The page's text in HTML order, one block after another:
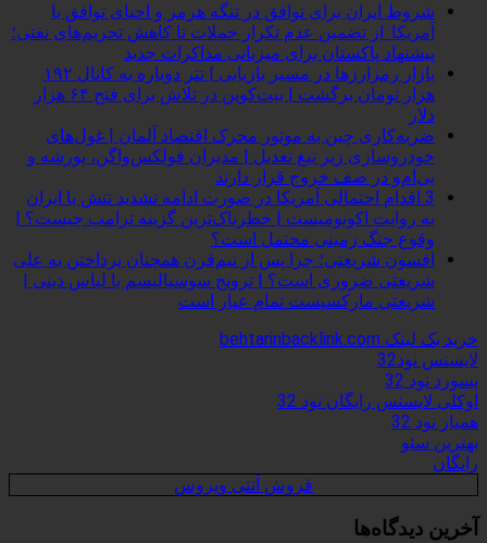
شروط ایران برای توافق در تنگه هرمز و احیای توافق با
آمریکا: از تضمین عدم تکرار حملات تا کاهش تحریم‌های نفتی؛
پیشنهاد پاکستان برای میزبانی مذاکرات جدید
بازار رمزارزها در مسیر بازیابی | تتر دوباره به کانال ۱۹۲
هزار تومان برگشت | بیت‌کوین در تلاش برای فتح ۶۴ هزار
دلار
ضربه‌کاری چین به موتور محرک اقتصاد آلمان | غول‌های
خودروسازی زیر تیغ تعدیل | مدیران فولکس‌واگن، پورشه و
بی‌ام‌و در صف خروج قرار دارند
3 اقدام احتمالی آمریکا در صورت ادامه تشدید تنش با ایران
به روایت اکونومیست | خطرناک‌ترین گزینه ترامپ چیست؟ |
وقوع جنگ زمینی محتمل است؟
افسون شریعتی؛ چرا پس از نیم‌قرن همچنان پرداختن به علی
شریعتی ضروری است؟ | ترویج سوسیالیسم با لباس دینی |
شریعتی مارکسیست تمام عیار است
خرید بک لینک behtarinbacklink.com
لایسنس نود32
پسورد نود 32
اوکلی لایسنس رایگان نود 32
همیار نود 32
بهترین سئو
رایگان
فروش آنتی ویروس
آخرین دیدگاه‌ها